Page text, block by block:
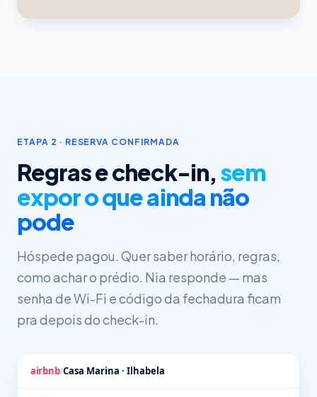
ETAPA 2 · RESERVA CONFIRMADA
Regras e check-in, sem
expor o que ainda não
pode
Hóspede pagou. Quer saber horário, regras,
como achar o prédio. Nia responde — mas
senha de Wi-Fi e código da fechadura ficam
pra depois do check-in.
airbnb/Casa Marina · Ilhabela